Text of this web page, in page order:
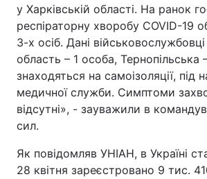
у Харківській області. На ранок
респіраторну хворобу COVID-19
3-х осіб. Дані
область – 1 особа, Тернопільська
знаходяться на самоізоляції, під
медичної служби. Симптоми
відсутні», - зауважили в
сил.
Як повідомляв УНІАН, в Україні
28 квітня зареєстровано 9 тис.